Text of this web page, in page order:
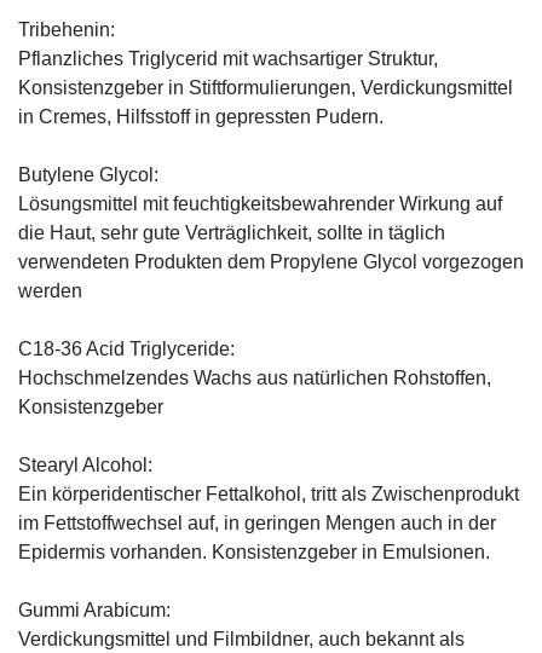
Tribehenin:
Pflanzliches Triglycerid mit wachsartiger Struktur,
Konsistenzgeber in Stiftformulierungen, Verdickungsmittel
in Cremes, Hilfsstoff in gepressten Pudern.
Butylene Glycol:
Lösungsmittel mit feuchtigkeitsbewahrender Wirkung auf
die Haut, sehr gute Verträglichkeit, sollte in täglich
verwendeten Produkten dem Propylene Glycol vorgezogen
werden
C18-36 Acid Triglyceride:
Hochschmelzendes Wachs aus natürlichen Rohstoffen,
Konsistenzgeber
Stearyl Alcohol:
Ein körperidentischer Fettalkohol, tritt als Zwischenprodukt
im Fettstoffwechsel auf, in geringen Mengen auch in der
Epidermis vorhanden. Konsistenzgeber in Emulsionen.
Gummi Arabicum:
Verdickungsmittel und Filmbildner, auch bekannt als